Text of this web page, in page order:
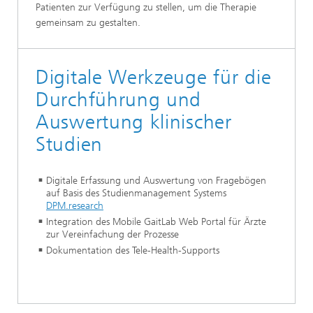
Patienten zur Verfügung zu stellen, um die Therapie
gemeinsam zu gestalten.
Digitale Werkzeuge für die
Durchführung und
Auswertung klinischer
Studien
Digitale Erfassung und Auswertung von Fragebögen
auf Basis des Studienmanagement Systems
DPM.research
Integration des Mobile GaitLab Web Portal für Ärzte
zur Vereinfachung der Prozesse
Dokumentation des Tele-Health-Supports